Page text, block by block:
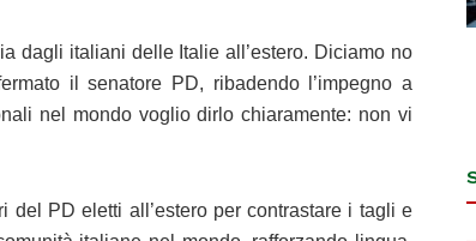
dagli italiani delle Italie all’estero. Diciamo no
il senatore PD, ribadendo l’impegno a
nel mondo voglio dirlo chiaramente: non vi
del PD eletti all’estero per contrastare i tagli e